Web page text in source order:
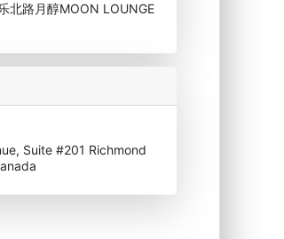
北路月醇MOON LOUNGE
Suite #201 Richmond